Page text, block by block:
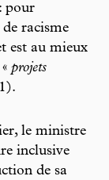
pour
racisme
est au mieux
projets
le ministre
inclusive
de sa